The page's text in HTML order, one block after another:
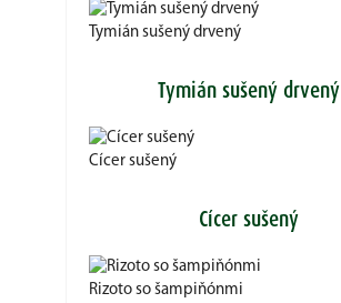
Tymián sušený drvený
Tymián sušený drvený
Cícer sušený
Cícer sušený
Rizoto so šampiňónmi